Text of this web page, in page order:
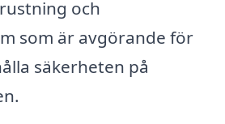
och
som är avgörande för
säkerheten på